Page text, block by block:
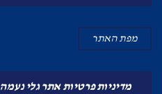
מפת האתר
מדיניות פרטיות אתר גלי נעמה